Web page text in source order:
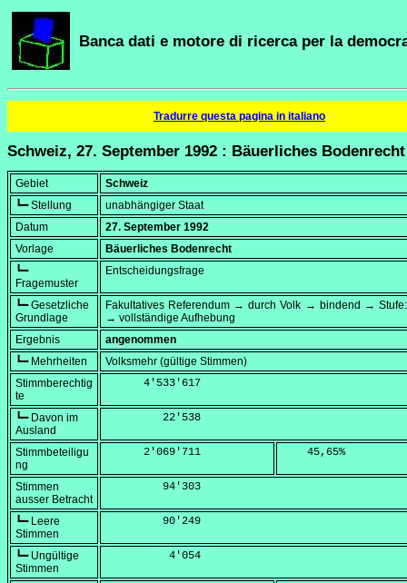
Banca dati e motore di ricerca per la
Tradurre questa pagina in italiano
Schweiz, 27. September 1992 : Bäuerliches Bodenrecht
Gebiet
Schweiz
┗━ Stellung
unabhängiger Staat
Datum
27. September 1992
Vorlage
Bäuerliches Bodenrecht
┗━
Fragemuster
Entscheidungsfrage
┗━ Gesetzliche
Grundlage
Fakultatives Referendum → durch Volk → bindend →
→ vollständige Aufhebung
Ergebnis
angenommen
┗━ Mehrheiten
Volksmehr (gültige Stimmen)
Stimmberechtig
te
      4'533'617
┗━ Davon im
Ausland
         22'538
Stimmbeteiligu
ng
      2'069'711
    45,65
%
Stimmen
ausser Betracht
         94'303
┗━ Leere
Stimmen
         90'249
┗━ Ungültige
Stimmen
          4'054